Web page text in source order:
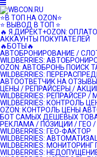
⭐️В ТОП НА OZON⭐️
⭐️ ВЫВОД В ТОП ⭐️
🔥 Я.ДИРЕКТ+OZON:
АККАУНТЫ ПОКУПАТЕЛЕЙ
🔥БОТЫ🔥
АВТОБРОНИРОВАНИЕ /
WILDBERRIES:
OZON: АВТОБРОНЬ ПОИСК
WILDBERRIES:
АВТООТВЕТЧИК НА ОТЗЫВЫ:
ЦЕНЫ / РЕПРАЙСЕРЫ /
WILDBERRIES: РЕПРАЙСЕР
WILDBERRIES: КОНТРОЛЬ
OZON: КОНТРОЛЬ ЦЕНЫ
БОТ САМЫХ ДЕШЕВЫХ
РЕКЛАМА / ПОЗИЦИИ / ГЕО /
WILDBERRIES: ГЕО-ФАКТОР
WILDBERRIES:
WILDBERRIES:
WILDBERRIES: